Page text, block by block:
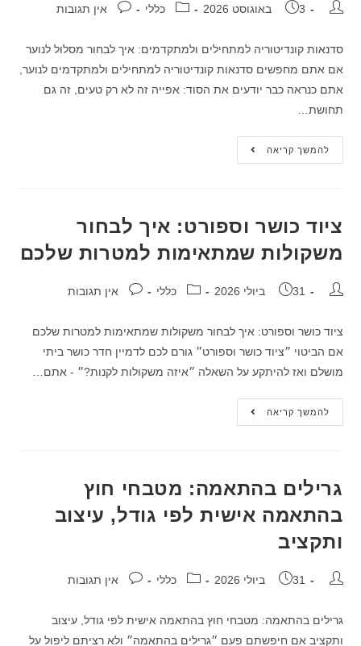
3 באוגוסט 2026 כללי אין תגובות
סדנאות קונדיטוריה למתחילים ולמתקדמים: איך לבחור מסלול לנוער
אם אתם מחפשים סדנאות קונדיטוריה למתחילים ולמתקדמים לנוער,
אתם כנראה כבר יודעים את הסוד: אפייה זה לא רק טעים, זה גם
תחושת…
להמשך קריאה
ציוד כושר וספורט: איך לבחור
משקולות שמתאימות למטרות שלכם
31 ביולי 2026 כללי אין תגובות
ציוד כושר וספורט: איך לבחור משקולות שמתאימות למטרות שלכם
אם הביטוי ״ציוד כושר וספורט״ גורם לכם לדמיין חדר כושר ביתי
מושלם ואז להיתקע על השאלה ״איזה משקולות לקנות?״ - אתם…
להמשך קריאה
גרילים בהתאמה: מטבחי חוץ
בהתאמה אישית לפי גודל, עיצוב
ותקציב
31 ביולי 2026 כללי אין תגובות
גרילים בהתאמה: מטבחי חוץ בהתאמה אישית לפי גודל, עיצוב
ותקציב אם חיפשתם פעם ״גרילים בהתאמה״ ולא רציתם ליפול על